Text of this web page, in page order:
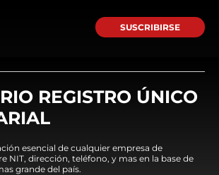
SUSCRIBIRSE
REGISTRO ÚNICO
esencial de cualquier empresa de
NIT, dirección, teléfono, y mas en la base de
grande del país.